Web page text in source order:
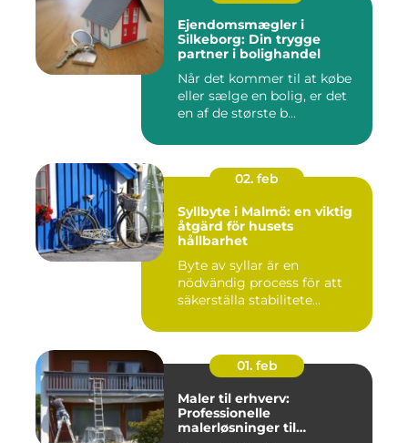
Ejendomsmægler i
Silkeborg: Din trygge
partner i bolighandel
Når det kommer til at købe
eller sælge en bolig, er det
en af de største b...
02. feb
Syllbyte i Malmö: en viktig
åtgärd för husets
hållbarhet
Byte av syllar är en
nödvändig process för att
säkerställa stabilitete...
01. feb
Maler til erhverv:
Professionelle
malerløsninger til